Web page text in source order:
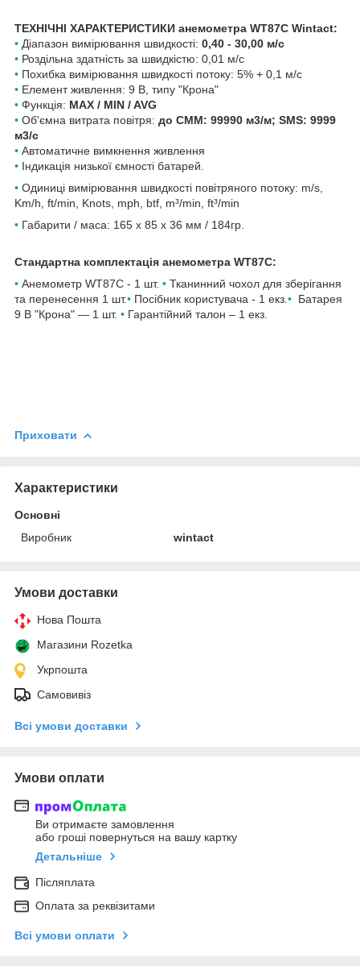
ТЕХНІЧНІ ХАРАКТЕРИСТИКИ анемометра WT87C Wintact:
• Діапазон вимірювання швидкості: 0,40 - 30,00 м/с
• Роздільна здатність за швидкістю: 0,01 м/с
• Похибка вимірювання швидкості потоку: 5% + 0,1 м/с
• Елемент живлення: 9 В, типу "Крона"
• Функція: MAX / MIN / AVG
• Об'ємна витрата повітря: до СММ: 99990 м3/м; SMS: 9999
м3/с
• Автоматичне вимкнення живлення
• Індикація низької ємності батарей.
• Одиниці вимірювання швидкості повітряного потоку: m/s,
Km/h, ft/min, Knots, mph, btf, m³/min, ft³/min
• Габарити / маса: 165 x 85 x 36 мм / 184гр.
Стандартна комплектація анемометра WT87C:
• Анемометр WT87C - 1 шт. • Тканинний чохол для зберігання
та перенесення 1 шт.• Посібник користувача - 1 екз. • Батарея
9 В "Крона" — 1 шт. • Гарантійний талон – 1 екз.
Приховати
Характеристики
Основні
Виробник
wintact
Умови доставки
Нова Пошта
Магазини Rozetka
Укрпошта
Самовивіз
Всі умови доставки
Умови оплати
Ви отримаєте замовлення
або гроші повернуться на вашу картку
Детальніше
Післяплата
Оплата за реквізитами
Всі умови оплати